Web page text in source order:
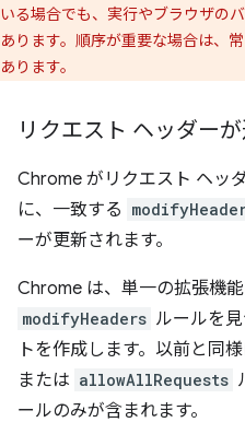
いる場合でも、実行やブラウザの
あります。順序が重要な場合は、
あります。
リクエスト ヘッダー
Chrome がリクエスト ヘッ
に、一致する
ーが更新されます。
Chrome は、単一の拡張機
modifyHeaders ルールを
トを作成します。以前と同
または allowAllRequests
ールのみが含まれます。